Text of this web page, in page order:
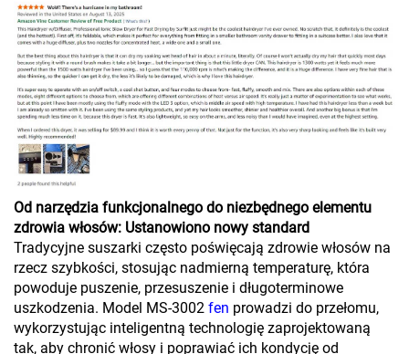
Od narzędzia funkcjonalnego do niezbędnego elementu
zdrowia włosów: Ustanowiono nowy standard
Tradycyjne suszarki często poświęcają zdrowie włosów na
rzecz szybkości, stosując nadmierną temperaturę, która
powoduje puszenie, przesuszenie i długoterminowe
uszkodzenia. Model MS-3002 fen prowadzi do przełomu,
wykorzystując inteligentną technologię zaprojektowaną
tak, aby chronić włosy i poprawiać ich kondycję od